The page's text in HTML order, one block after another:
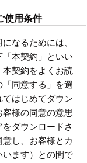
使用条件
なるためには、
本契約」といい
契約をよくお読
同意する」を選
はじめてダウン
様の同意の意思
ダウンロードさ
し、お客様とカ
ます）との間で